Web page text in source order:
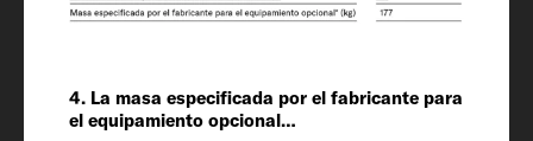
4. La masa especificada por el fabricante para
el equipamiento opcional…
Fiat Ducato / 2.2 / 103 (140)